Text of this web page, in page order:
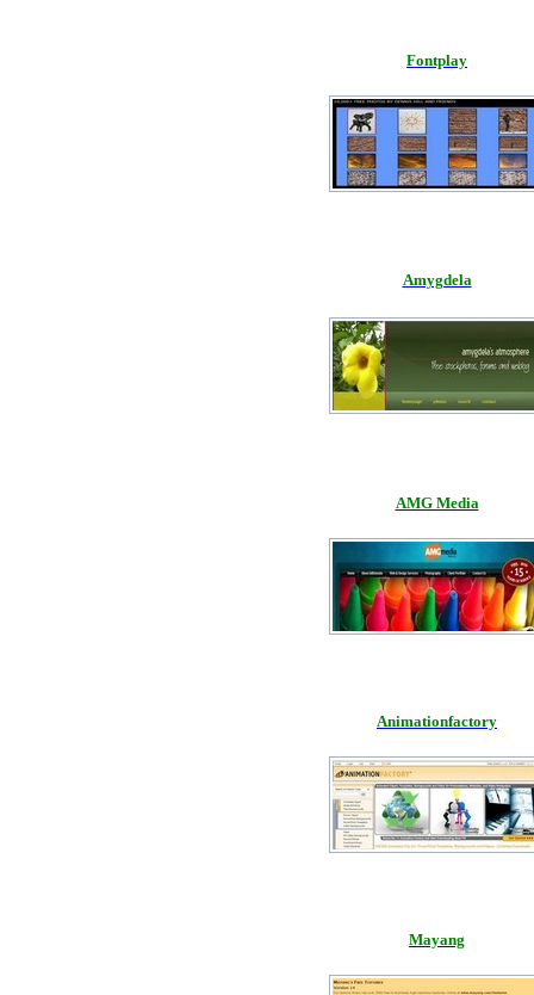
Fontplay
Amygdela
AMG Media
Animationfactory
Mayang